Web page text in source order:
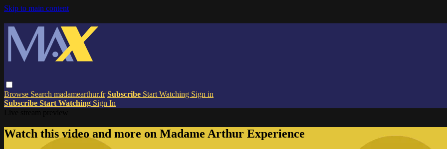
Skip to main content
Browse Search madamearthur.fr Subscribe Start Watching Sign in
Subscribe Start Watching Sign In
Watch this video and more on Madame Arthur Experience